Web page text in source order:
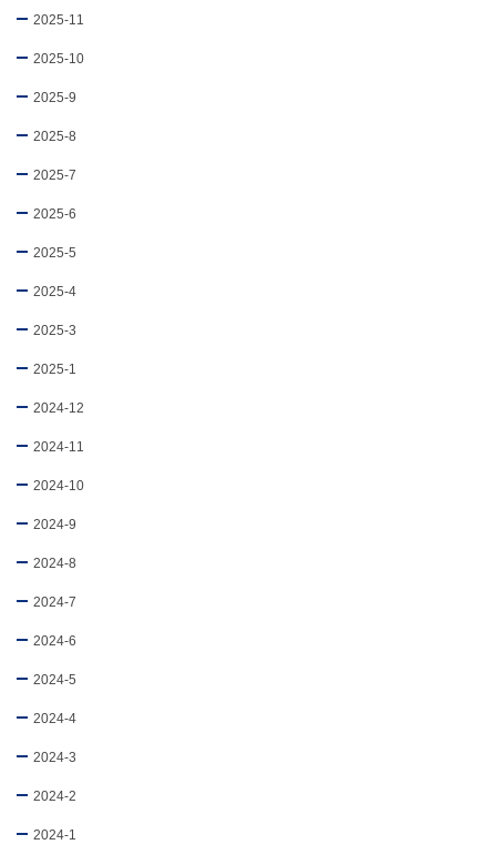
2025-11
2025-10
2025-9
2025-8
2025-7
2025-6
2025-5
2025-4
2025-3
2025-1
2024-12
2024-11
2024-10
2024-9
2024-8
2024-7
2024-6
2024-5
2024-4
2024-3
2024-2
2024-1